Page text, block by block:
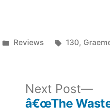
Posted
Reviews Tags:
130,
Next Post
â€œThe Waste